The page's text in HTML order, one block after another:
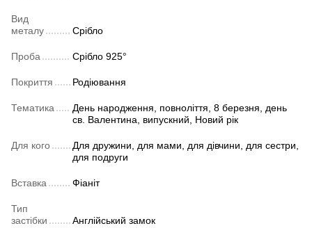
Вид
металу
Срібло
Проба Срібло 925°
Покриття Родіювання
Тематика
День народження, повноліття, 8 березня, день
св. Валентина, випускний, Новий рік
Для кого
Для дружини, для мами, для дівчини, для сестри,
для подруги
Вставка Фіаніт
Тип
застібки
Англійський замок